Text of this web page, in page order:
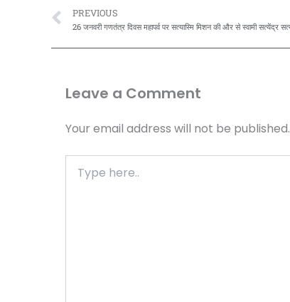
Prev
PREVIOUS
Leave a Comment
Your email address will not be published.
here..